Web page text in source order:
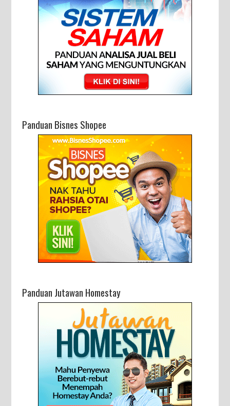
Panduan Bisnes Shopee
Panduan Jutawan Homestay